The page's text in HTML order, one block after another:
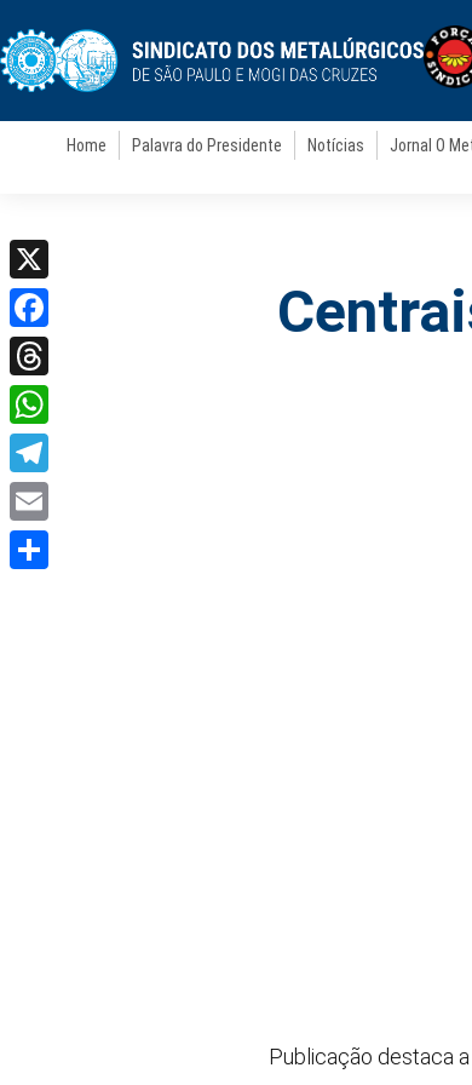
Home Palavra do Presidente Notícias Jornal O
Publicação destaca
X
Facebook
Threads
WhatsApp
Telegram
Email